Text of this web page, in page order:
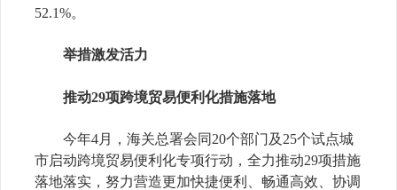
52.1%。
举措激发活力
推动29项跨境贸易便利化措施落地
今年4月，海关总署会同 20个部门及 25个试点城
市启动跨境贸易便利化专项行动，全力推动29项措施
落地落实，努力营造更加快捷便利、畅通高效、协调